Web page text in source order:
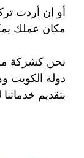
أو إن أردت
مكان عملك
نحن كشركة
دولة الكويت
بتقديم